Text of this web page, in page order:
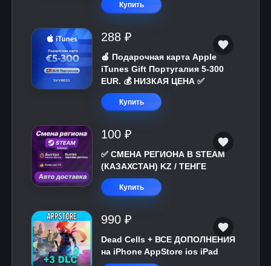
Купить
288 ₽
🍎 Подарочная карта Apple
iTunes Gift Португалия 5-300
EUR. 💰 НИЗКАЯ ЦЕНА ✅
Купить
100 ₽
✅ СМЕНА РЕГИОНА В STEAM
(КАЗАХСТАН) KZ / ТЕНГЕ
Купить
990 ₽
Dead Cells + ВСЕ ДОПОЛНЕНИЯ
на iPhone AppStore ios iPad